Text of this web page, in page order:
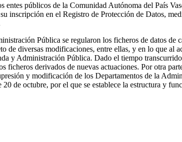
públicos de la Comunidad Autónoma del País
inscripción en el Registro de Protección de Datos,
Pública se regularon los ficheros de datos de
diversas modificaciones, entre ellas, y en lo que al
y Administración Pública. Dado el tiempo
derivados de nuevas actuaciones. Por otra
y modificación de los Departamentos de la
de octubre, por el que se establece la estructura y